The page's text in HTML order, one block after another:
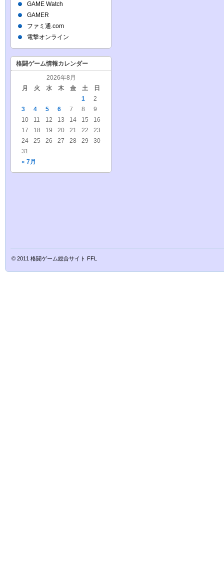
GAME Watch
GAMER
ファミ通.com
電撃オンライン
格闘ゲーム情報カレンダー
2026年8月
月
火 水 木 金 土 日
« 7月
1
2
3
4 5 6 7 8
9
10
11 12 13 14 15
16
17
18 19 20 21 22
23
24
25 26 27 28 29
30
31
© 2011 格闘ゲーム総合サイト FFL